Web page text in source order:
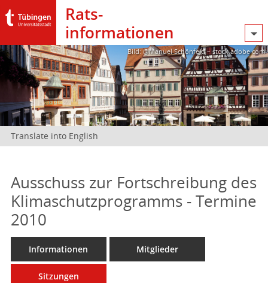
Rats­
informationen
Bild: @Manuel Schönfeld – stock.adobe.com
Translate into English
Ausschuss zur Fortschreibung des
Klimaschutzprogramms - Termine
2010
Informationen Mitglieder
Sitzungen